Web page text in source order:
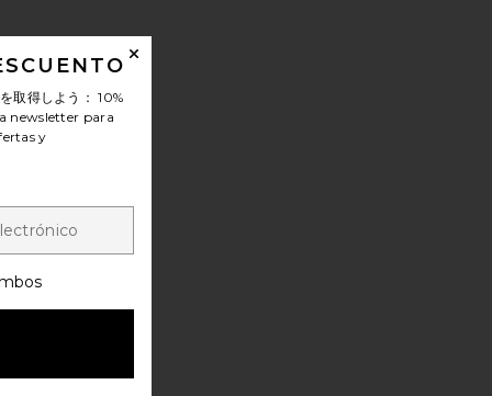
取得しよう：10%
newsletter para
y